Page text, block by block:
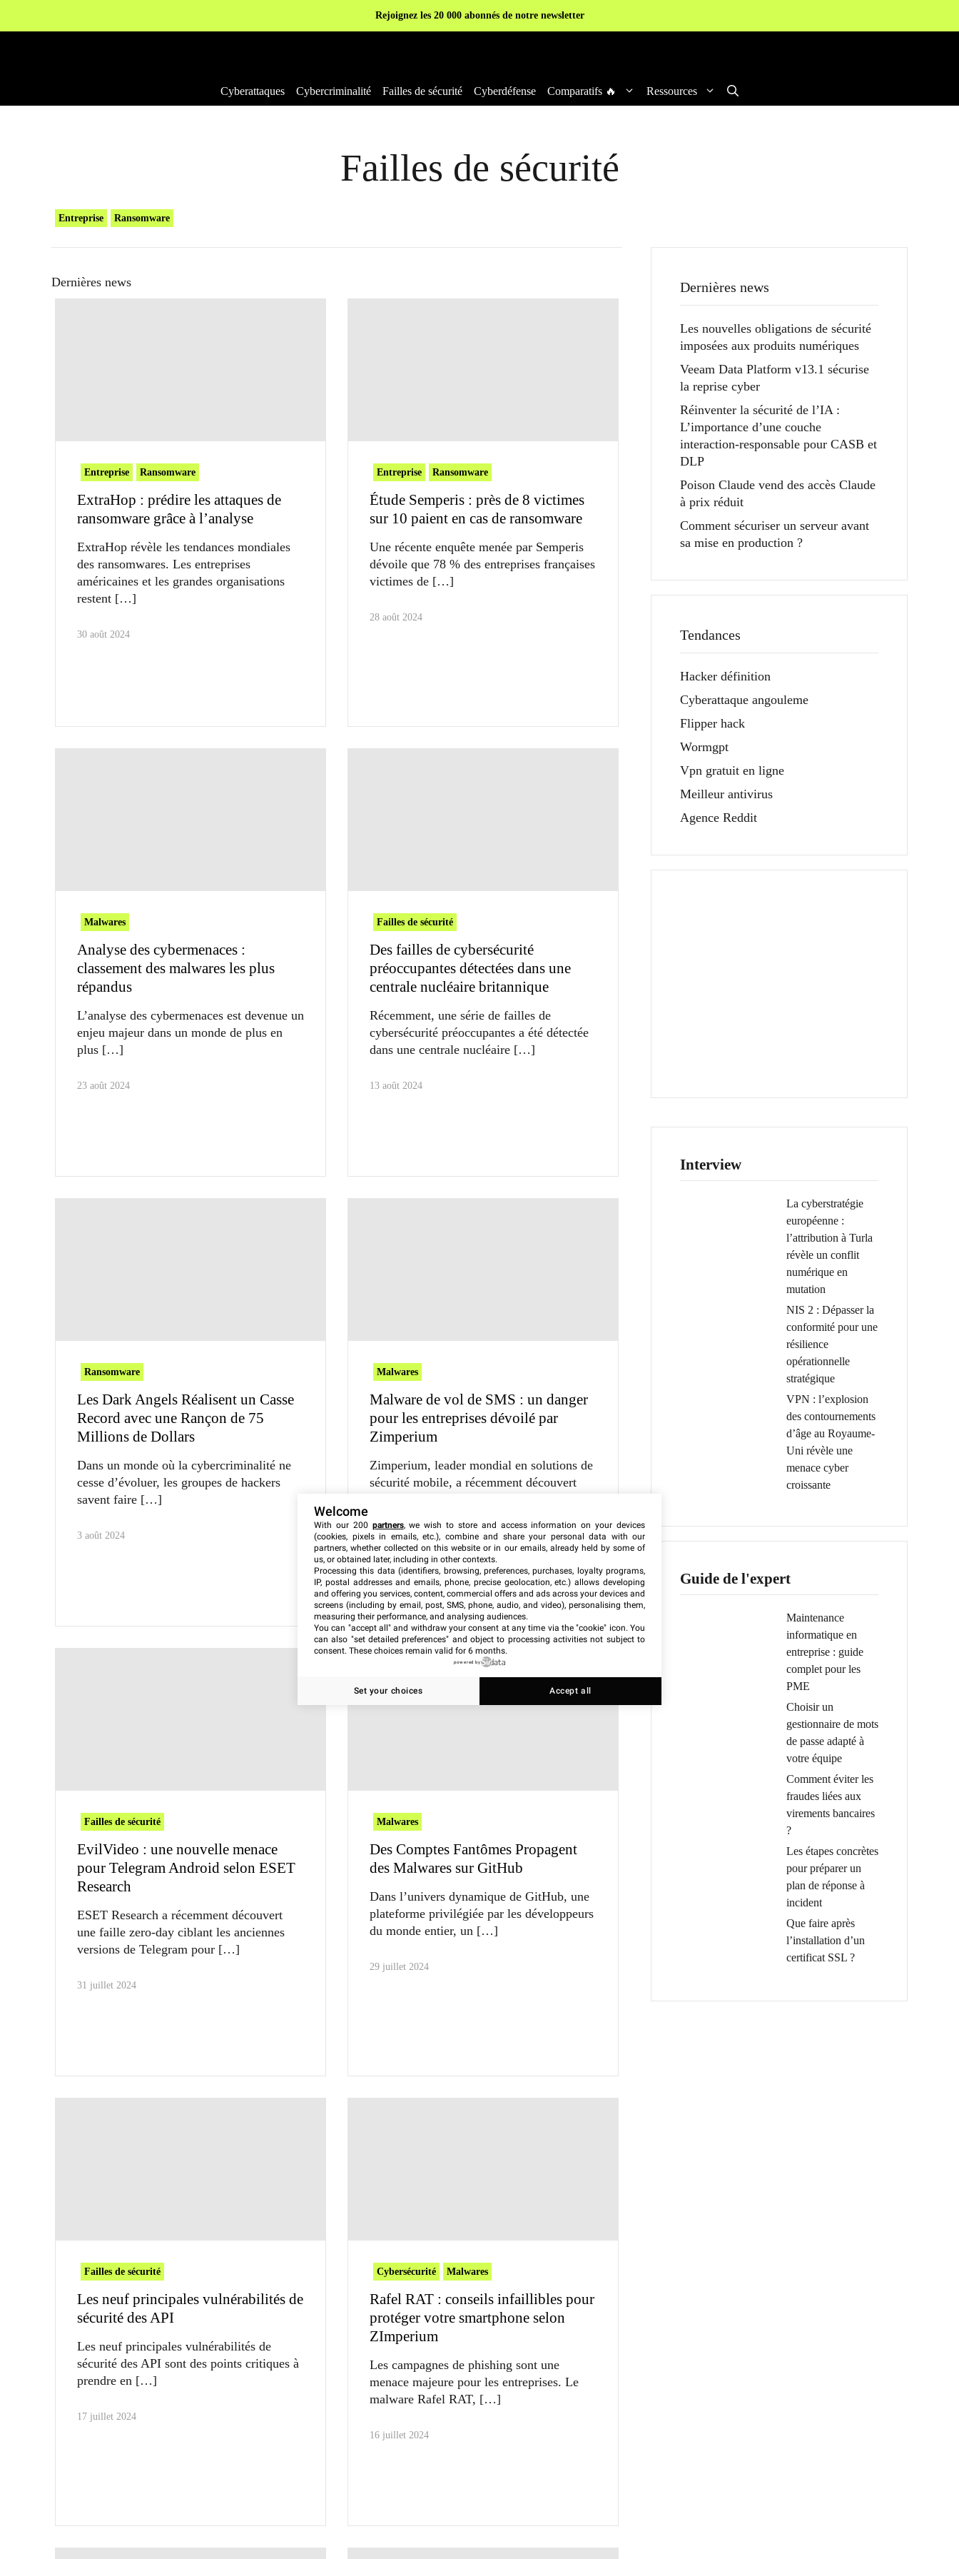
Rejoignez les 20 000 abonnés de notre newsletter
Cyberattaques Cybercriminalité Failles de sécurité Cyberdéfense Comparatifs 🔥 Ressources
Failles de sécurité
Entreprise Ransomware
Dernières news
Entreprise Ransomware
ExtraHop : prédire les attaques de
ransomware grâce à l’analyse
ExtraHop révèle les tendances mondiales
des ransomwares. Les entreprises
américaines et les grandes organisations
restent
30 août 2024
Entreprise Ransomware
Étude Semperis : près de 8 victimes
sur 10 paient en cas de ransomware
Une récente enquête menée par Semperis
dévoile que 78 % des entreprises françaises
victimes de
28 août 2024
Malwares
Analyse des cybermenaces :
classement des malwares les plus
répandus
L’analyse des cybermenaces est devenue un
enjeu majeur dans un monde de plus en
plus
23 août 2024
Failles de sécurité
Des failles de cybersécurité
préoccupantes détectées dans une
centrale nucléaire britannique
Récemment, une série de failles de
cybersécurité préoccupantes a été détectée
dans une centrale nucléaire
13 août 2024
Ransomware
Les Dark Angels Réalisent un Casse
Record avec une Rançon de 75
Millions de Dollars
Dans un monde où la cybercriminalité ne
cesse d’évoluer, les groupes de hackers
savent faire
3 août 2024
Malwares
Malware de vol de SMS : un danger
pour les entreprises dévoilé par
Zimperium
Zimperium, leader mondial en solutions de
sécurité mobile, a récemment découvert
1 août 2024
Failles de sécurité
EvilVideo : une nouvelle menace
pour Telegram Android selon ESET
Research
ESET Research a récemment découvert
une faille zero-day ciblant les anciennes
versions de Telegram pour
31 juillet 2024
Malwares
Des Comptes Fantômes Propagent
des Malwares sur GitHub
Dans l’univers dynamique de GitHub, une
plateforme privilégiée par les développeurs
du monde entier, un
29 juillet 2024
Failles de sécurité
Les neuf principales vulnérabilités de
sécurité des API
Les neuf principales vulnérabilités de
sécurité des API sont des points critiques à
prendre en
17 juillet 2024
Cybersécurité Malwares
Rafel RAT : conseils infaillibles pour
protéger votre smartphone selon
ZImperium
Les campagnes de phishing sont une
menace majeure pour les entreprises. Le
malware Rafel RAT,
16 juillet 2024
Dernières news
Les nouvelles obligations de sécurité
imposées aux produits numériques
Veeam Data Platform v13.1 sécurise
la reprise cyber
Réinventer la sécurité de l’IA :
L’importance d’une couche
interaction-responsable pour CASB et
DLP
Poison Claude vend des accès Claude
à prix réduit
Comment sécuriser un serveur avant
sa mise en production ?
Tendances
Hacker définition
Cyberattaque angouleme
Flipper hack
Wormgpt
Vpn gratuit en ligne
Meilleur antivirus
Agence Reddit
Interview
La cyberstratégie
européenne :
l’attribution à Turla
révèle un conflit
numérique en
mutation
NIS 2 : Dépasser la
conformité pour une
résilience
opérationnelle
stratégique
VPN : l’explosion
des contournements
d’âge au Royaume-
Uni révèle une
menace cyber
croissante
Guide de l'expert
Maintenance
informatique en
entreprise : guide
complet pour les
PME
Choisir un
gestionnaire de mots
de passe adapté à
votre équipe
Comment éviter les
fraudes liées aux
virements bancaires
?
Les étapes concrètes
pour préparer un
plan de réponse à
incident
Que faire après
l’installation d’un
certificat SSL ?
Welcome
With our 200 partners, we wish to store and access information on your devices
(cookies, pixels in emails, etc.), combine and share your personal data with our
partners, whether collected on this website or in our emails, already held by some of
us, or obtained later, including in other contexts.
Processing this data (identifiers, browsing, preferences, purchases, loyalty programs,
IP, postal addresses and emails, phone, precise geolocation, etc.) allows developing
and offering you services, content, commercial offers and ads across your devices and
screens (including by email, post, SMS, phone, audio, and video), personalising them,
measuring their performance, and analysing audiences.
You can "accept all" and withdraw your consent at any time via the "cookie" icon. You
can also "set detailed preferences" and object to processing activities not subject to
consent. These choices remain valid for 6 months.
powered by
Set your choices Accept all